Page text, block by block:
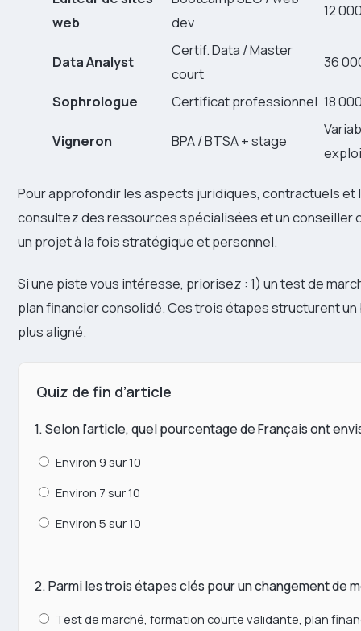
web
dev
12
Data Analyst
Certif. Data / Master
court
36
Sophrologue Certificat professionnel 18
Vigneron BPA / BTSA + stage
Pour approfondir les aspects juridiques, contractuels
consultez des ressources spécialisées et un conseiller
un projet à la fois stratégique et personnel.
Si une piste vous intéresse, priorisez : 1) un test de
plan financier consolidé. Ces trois étapes structurent
plus aligné.
Quiz de fin d’article
1. Selon l'article, quel pourcentage de Français ont
Environ 9 sur 10
Environ 7 sur 10
Environ 5 sur 10
2. Parmi les trois étapes clés pour un changement de
Test de marché, formation courte validante, plan